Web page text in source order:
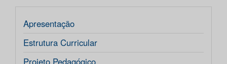
Apresentação
Estrutura Curricular